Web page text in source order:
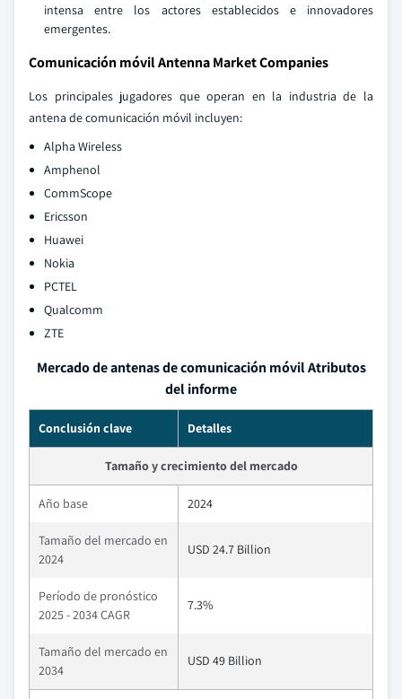
intensa entre los actores establecidos e innovadores
emergentes.
Comunicación móvil Antenna Market Companies
Los principales jugadores que operan en la industria de la
antena de comunicación móvil incluyen:
Alpha Wireless
Amphenol
CommScope
Ericsson
Huawei
Nokia
PCTEL
Qualcomm
ZTE
Mercado de antenas de comunicación móvil Atributos
del informe
Conclusión clave Detalles
Tamaño y crecimiento del mercado
Año base 2024
Tamaño del mercado en
2024
USD 24.7 Billion
Período de pronóstico
2025 - 2034 CAGR
7.3%
Tamaño del mercado en
2034
USD 49 Billion